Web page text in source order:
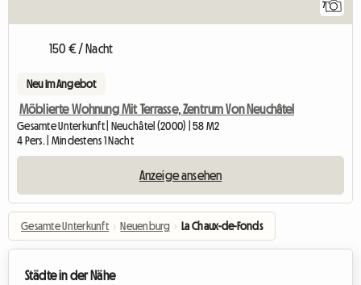
7
150 € / Nacht
Neu im Angebot
Möblierte Wohnung Mit Terrasse, Zentrum Von Neuchâtel
Gesamte Unterkunft | Neuchâtel (2000) | 58 M2
4 Pers. | Mindestens 1 Nacht
Anzeige ansehen
Gesamte Unterkunft › Neuenburg › La Chaux-de-Fonds
Städte in der Nähe